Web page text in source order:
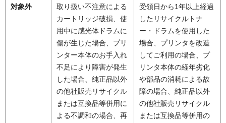
対象外
取り扱い不注意による
カートリッジ破損、使
用中に感光体ドラムに
傷が生じた場合、プリ
ンター本体のお手入れ
不足により障害が発生
した場合、純正品以外
の他社販売リサイクル
または互換品等併用に
よる不調和の場合、再
受領日から1年以上経過
したリサイクルトナ
ー・ドラムを使用した
場合、プリンタを改造
してご利用の場合、プ
リンタ本体の経年劣化
や部品の消耗による故
障の場合、純正品以外
の他社販売リサイクル
または互換品等併用の